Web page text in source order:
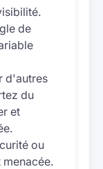
de
d'autres
du
et
ou